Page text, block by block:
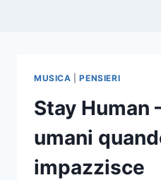
MUSICA |PENSIERI
Stay Human
umani
impazzisce